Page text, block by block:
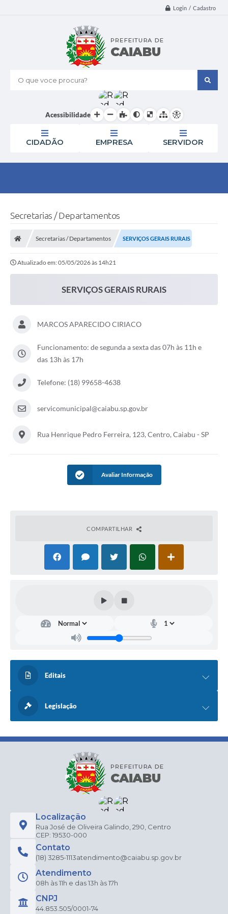
Login / Cadastro
O que voce procura?
Acessibilidade
CIDADÃO EMPRESA SERVIDOR
Secretarias / Departamentos
Secretarias / Departamentos SERVIÇOS GERAIS RURAIS
Atualizado em: 05/05/2026 às 14h21
SERVIÇOS GERAIS RURAIS
MARCOS APARECIDO CIRIACO
Funcionamento: de segunda a sexta das 07h às 11h e
das 13h às 17h
Telefone: (18) 99658-4638
servicomunicipal@caiabu.sp.gov.br
Rua Henrique Pedro Ferreira, 123, Centro, Caiabu - SP
Avaliar Informação
COMPARTILHAR
Editais
Legislação
Localização
Rua José de Oliveira Galindo, 290, Centro
CEP: 19530-000
Contato
(18) 3285-1113atendimento@caiabu.sp.gov.br
Atendimento
08h às 11h e das 13h às 17h
CNPJ
44.853.505/0001-74